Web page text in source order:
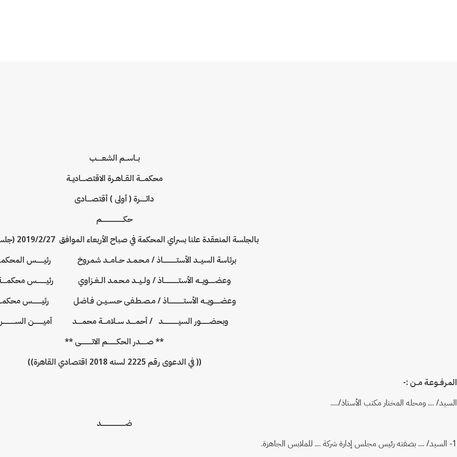
بــاســم الشعـــــب
محكمــــة القــاهــرة الاقتصــــاديــة
دائــــــرة ( أولى ) أقتصــــادى
حكـــــــــــــــــــــم
بالجلسة المنعقدة علنا بسراي المحكمة في صباح الأربعاء الموافق 2019/2/27 (جلسة خاصة)
برئاسة السيـــد الأستـــــــــــــاذ / مـحـمــد حــامـــد شمـروخ رئيـــــــس
وعضــــــويـــه الأستــــــــــــــاذ / ولــيـــد مـحـمـد الــغــزاوي رئيـــــــــس
وعضــــــويـــه الأستــــــــــــــاذ / مـصـطـفـى حـســيــن فـاضل رئيـــــــــس
وبحضــــــــور السيـــــــــــــــد / أحمـــــد ســلامــــة محمـــــد أميـــــــــن الســــــــــــر
** صــــــدر الحكـــــــــم الاتـــــــــــى **
(( في الدعوى رقم 2225 لسنه 2018 اقتصادي القاهرة))
المـرفــوعـة مــن :-
السيد/ .... ومحله المختار مكتب الأستاذ/.....
ضـــــــــــــــــــــــد
1- السيد/ .... بصفته رئيس مجلس إدارة شركة .... للملابس الجاهزة.